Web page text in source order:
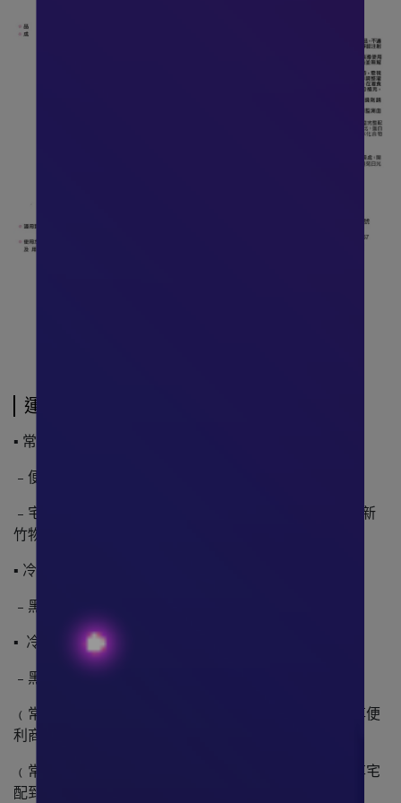
運送方式
▪ 常溫:
﹣便利商店店到店
﹣宅配(中華郵政、黑貓宅急便、台灣宅配通／大嘴鳥、新
竹物流)
▪ 冷藏:
﹣黑貓宅急便
▪ 冷凍:
﹣黑貓宅急便
﹙常溫滿699元﹚ ，貨到不付款(已完成結帳之訂單)，享便
利商店之店到店取貨免運。
﹙常溫滿2500元﹚，貨到不付款(已完成結帳之訂單)，享宅
配到府免運。